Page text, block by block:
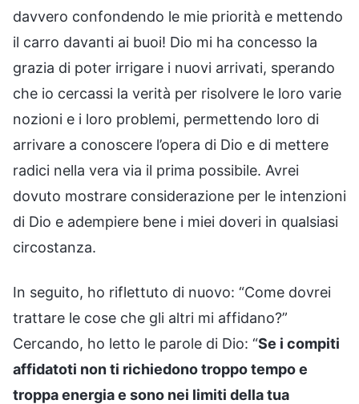
davvero confondendo le mie priorità e mettendo
il carro davanti ai buoi! Dio mi ha concesso la
grazia di poter irrigare i nuovi arrivati, sperando
che io cercassi la verità per risolvere le loro varie
nozioni e i loro problemi, permettendo loro di
arrivare a conoscere l’opera di Dio e di mettere
radici nella vera via il prima possibile. Avrei
dovuto mostrare considerazione per le intenzioni
di Dio e adempiere bene i miei doveri in qualsiasi
circostanza.
In seguito, ho riflettuto di nuovo: “Come dovrei
trattare le cose che gli altri mi affidano?”
Cercando, ho letto le parole di Dio: “Se i compiti
affidatoti non ti richiedono troppo tempo e
troppa energia e sono nei limiti della tua